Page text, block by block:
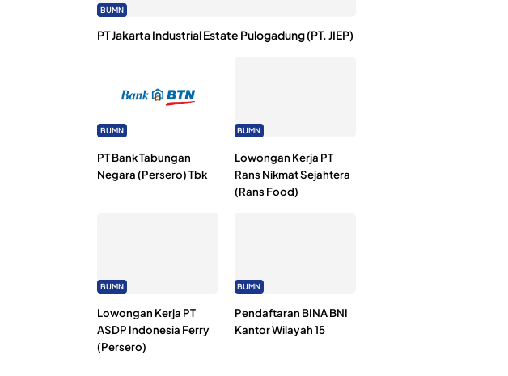
BUMN
PT Jakarta Industrial Estate Pulogadung (PT. JIEP)
BUMN
PT Bank Tabungan
Negara (Persero) Tbk
BUMN
Lowongan Kerja PT
Rans Nikmat Sejahtera
(Rans Food)
BUMN
Lowongan Kerja PT
ASDP Indonesia Ferry
(Persero)
BUMN
Pendaftaran BINA BNI
Kantor Wilayah 15